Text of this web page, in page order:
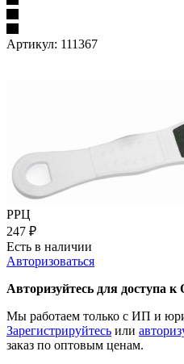
Артикул: 111367
РРЦ
247 ₽
Есть в наличии
Авторизоваться
Авторизуйтесь для
Мы работаем только с ИП и
Зарегистрируйтесь или
заказ по оптовым ценам.